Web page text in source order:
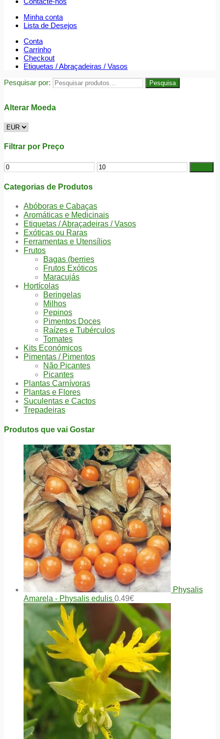
Minha conta
Lista de Desejos
Conta
Carrinho
Checkout
Etiquetas / Abraçadeiras / Vasos
Pesquisar por:
Pesquisa
Alterar Moeda
Filtrar por Preço
Categorias de Produtos
Abóboras e Cabaças
Aromáticas e Medicinais
Etiquetas / Abraçadeiras / Vasos
Exóticas ou Raras
Ferramentas e Utensílios
Frutos
Bagas (berries
Frutos Exóticos
Maracujás
Hortícolas
Beringelas
Milhos
Pepinos
Pimentos Doces
Raízes e Tubérculos
Tomates
Kits Económicos
Pimentas / Pimentos
Não Picantes
Picantes
Plantas Carnívoras
Plantas e Flores
Suculentas e Cactos
Trepadeiras
Produtos que vai Gostar
Physalis
Amarela - Physalis edulis 0.49€